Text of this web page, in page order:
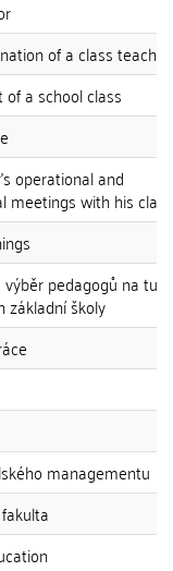
of a class teacher
a school class
operational and
with his class
pedagogů na
základní školy
managementu